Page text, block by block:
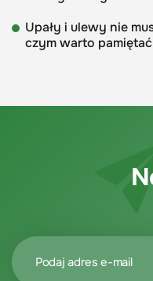
Upały i ulewy nie
czym warto